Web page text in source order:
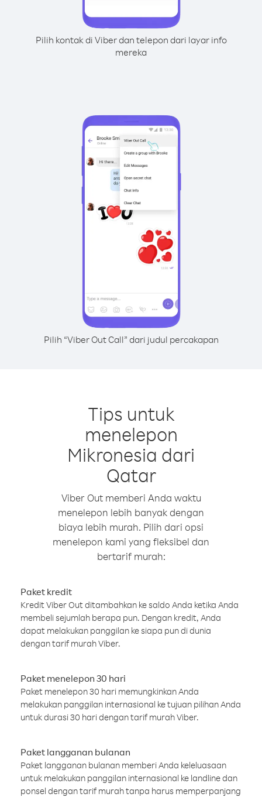
Pilih kontak di Viber dan telepon dari layar info
mereka
Pilih “Viber Out Call” dari judul percakapan
Tips untuk
menelepon
Mikronesia dari
Qatar
Viber Out memberi Anda waktu
menelepon lebih banyak dengan
biaya lebih murah. Pilih dari opsi
menelepon kami yang fleksibel dan
bertarif murah:
Paket kredit
Kredit Viber Out ditambahkan ke saldo Anda ketika Anda
membeli sejumlah berapa pun. Dengan kredit, Anda
dapat melakukan panggilan ke siapa pun di dunia
dengan tarif murah Viber.
Paket menelepon 30 hari
Paket menelepon 30 hari memungkinkan Anda
melakukan panggilan internasional ke tujuan pilihan Anda
untuk durasi 30 hari dengan tarif murah Viber.
Paket langganan bulanan
Paket langganan bulanan memberi Anda keleluasaan
untuk melakukan panggilan internasional ke landline dan
ponsel dengan tarif murah tanpa harus memperpanjang